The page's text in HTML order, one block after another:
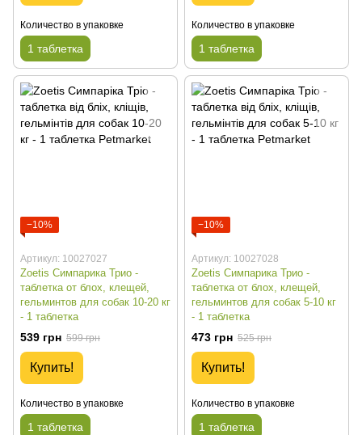
Количество в упаковке
1 таблетка
Количество в упаковке
1 таблетка
−10%
Артикул: 10027027
Zoetis Симпарика Трио -
таблетка от блох, клещей,
гельминтов для собак 10-20 кг
- 1 таблетка
539 грн 599 грн
Купить!
Количество в упаковке
1 таблетка
−10%
Артикул: 10027028
Zoetis Симпарика Трио -
таблетка от блох, клещей,
гельминтов для собак 5-10 кг
- 1 таблетка
473 грн 525 грн
Купить!
Количество в упаковке
1 таблетка